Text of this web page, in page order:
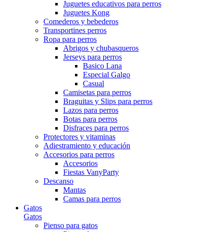
Juguetes educativos para perros
Juguetes Kong
Comederos y bebederos
Transportines perros
Ropa para perros
Abrigos y chubasqueros
Jerseys para perros
Basico Lana
Especial Galgo
Casual
Camisetas para perros
Braguitas y Slips para perros
Lazos para perros
Botas para perros
Disfraces para perros
Protectores y vitaminas
Adiestramiento y educación
Accesorios para perros
Accesorios
Fiestas VanyParty
Descanso
Mantas
Camas para perros
Gatos
Gatos
Pienso para gatos